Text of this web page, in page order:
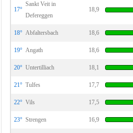
17°
Sankt Veit in
Defereggen
18,9
18° Abfaltersbach 18,6
19° Angath 18,6
20° Untertilliach 18,1
21° Tulfes 17,7
22° Vils 17,5
23° Strengen 16,9